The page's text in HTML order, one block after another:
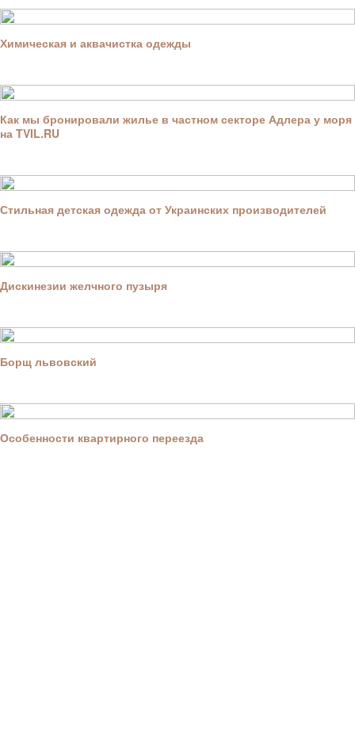
Химическая и аквачистка одежды
Как мы бронировали жилье в частном секторе Адлера у моря
на TVIL.RU
Стильная детская одежда от Украинских производителей
Дискинезии желчного пузыря
Борщ львовский
Особенности квартирного переезда